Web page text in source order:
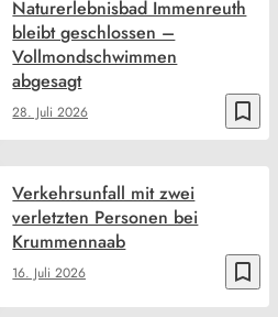
bookmark_border
28. Juli 2026
Naturerlebnisbad Immenreuth
bleibt geschlossen –
Vollmondschwimmen
abgesagt
bookmark_border
16. Juli 2026
Verkehrsunfall mit zwei
verletzten Personen bei
Krummennaab